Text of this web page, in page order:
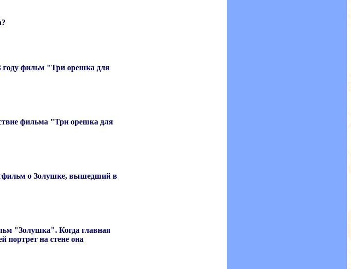
году фильм "Три орешка для
фильма "Три орешка для
о Золушке, вышедший в
"Золушка". Когда главная
портрет на стене она